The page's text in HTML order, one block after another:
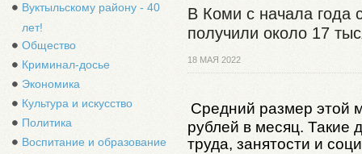
Вуктыльскому району - 40
лет!
Общество
Криминал-досье
Экономика
Культура и искусство
Политика
Воспитание и образование
В Коми с начала года
получили около 17
18 МАЯ 2022
Средний размер этой
рублей в месяц. Такие
труда, занятости и